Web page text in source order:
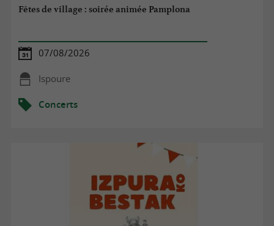
Fêtes de village : soirée animée Pamplona
07/08/2026
Ispoure
Concerts